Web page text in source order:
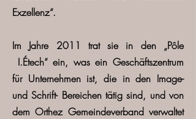
Exzellenz“.
Im Jahre 2011
trat sie in den „Pôle
I.Étech“ ein, was ein Geschäftszentrum
für Unternehmen ist, die in den Image-
und Schrift- Bereichen tätig sind, und von
dem Orthez Gemeindeverband verwaltet